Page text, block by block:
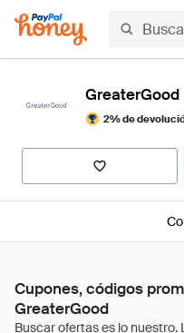
GreaterGood
2% de
Cupones, códigos
GreaterGood